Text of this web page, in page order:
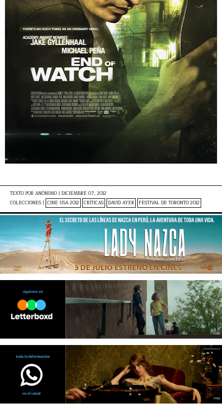
TEXTO POR ANÓNIMO | DICIEMBRE 07, 2012
COLECCIONES | CINE USA 2012 CRÍTICAS DAVID AYER FESTIVAL DE TORONTO 2012